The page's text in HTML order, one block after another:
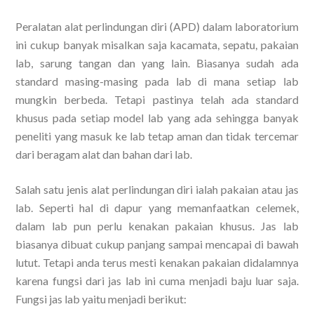
Peralatan alat perlindungan diri (APD) dalam laboratorium
ini cukup banyak misalkan saja kacamata, sepatu, pakaian
lab, sarung tangan dan yang lain. Biasanya sudah ada
standard masing-masing pada lab di mana setiap lab
mungkin berbeda. Tetapi pastinya telah ada standard
khusus pada setiap model lab yang ada sehingga banyak
peneliti yang masuk ke lab tetap aman dan tidak tercemar
dari beragam alat dan bahan dari lab.
Salah satu jenis alat perlindungan diri ialah pakaian atau jas
lab. Seperti hal di dapur yang memanfaatkan celemek,
dalam lab pun perlu kenakan pakaian khusus. Jas lab
biasanya dibuat cukup panjang sampai mencapai di bawah
lutut. Tetapi anda terus mesti kenakan pakaian didalamnya
karena fungsi dari jas lab ini cuma menjadi baju luar saja.
Fungsi jas lab yaitu menjadi berikut: